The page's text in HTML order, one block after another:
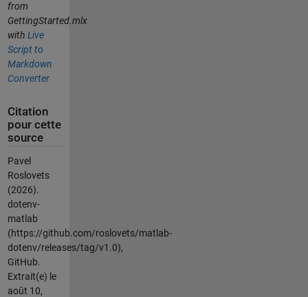
from
GettingStarted.mlx
with Live
Script to
Markdown
Converter
Citation
pour cette
source
Pavel
Roslovets
(2026).
dotenv-
matlab
(https://github.com/roslovets/matlab-
dotenv/releases/tag/v1.0),
GitHub.
Extrait(e) le
août 10,